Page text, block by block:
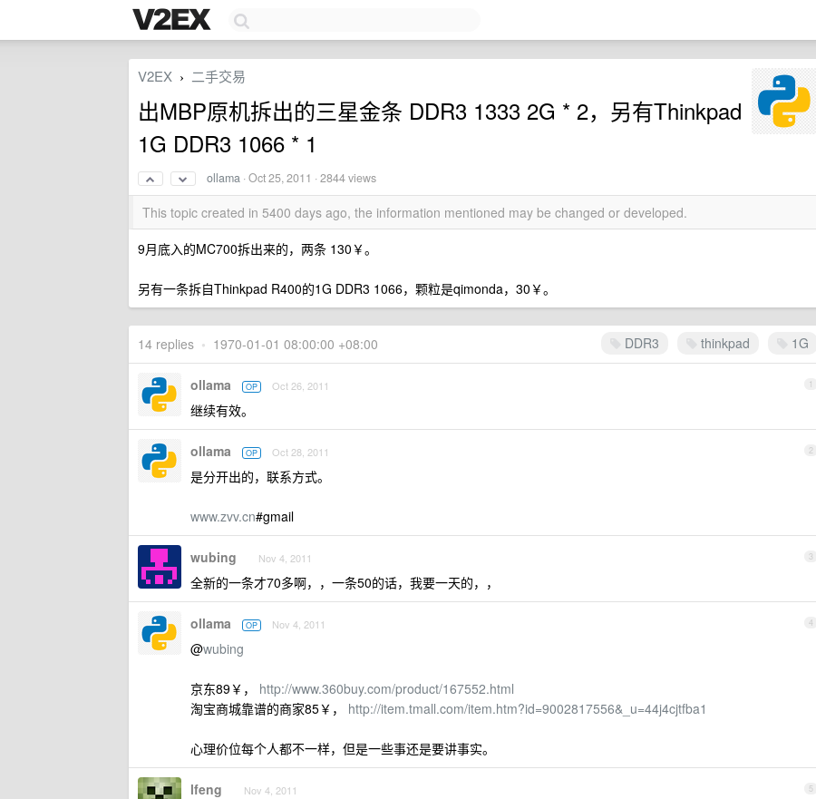
V2EX › 二手交易
出MBP原机拆出的三星金条 DDR3 1333 2G * 2，另有Thinkpad
1G DDR3 1066 * 1
ollama ·Oct 25, 2011 · 2844 views
This topic created in 5400 days ago, the information mentioned may be changed or developed.
9月底入的MC700拆出来的，两条 130￥。
另有一条拆自Thinkpad R400的1G DDR3 1066，颗粒是qimonda，30￥。
DDR3 thinkpad 1G
14 replies • 1970-01-01 08:00:00 +08:00
1
ollama OP Oct 26, 2011
继续有效。
2
ollama OP Oct 28, 2011
是分开出的，联系方式。
www.zvv.cn#gmail
3
wubing Nov 4, 2011
全新的一条才70多啊，，一条50的话，我要一天的，，
4
ollama OP Nov 4, 2011
@wubing
京东89￥， http://www.360buy.com/product/167552.html
淘宝商城靠谱的商家85￥， http://item.tmall.com/item.htm?id=9002817556&_u=44j4cjtfba1
心理价位每个人都不一样，但是一些事还是要讲事实。
5
lfeng Nov 4, 2011